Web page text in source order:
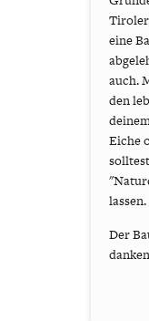
Tiroler
eine
auch.
den
Eiche
lassen.
Der